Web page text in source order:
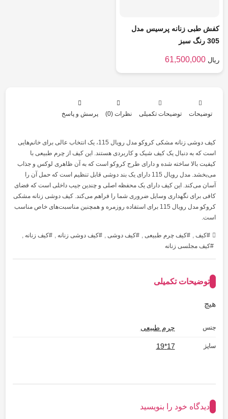
کفش طبی زنانه پرسیس مدل
305 رنگ سبز
61,500,000 ریال
توضیحات توضیحات تکمیلی نظرات (0) پرسش و پاسخ
کیف دوشی زنانه مشکی کروکو مدل رویال 115، یک انتخاب عالی برای خانم‌هایی
است که به دنبال یک کیف شیک و کاربردی هستند. این کیف از چرم طبیعی با
کیفیت بالا ساخته شده و دارای طرح کروکو است که به آن ظاهری لوکس و جذاب
می‌بخشد. مدل رویال 115 دارای یک بند دوشی قابل تنظیم است که حمل آن را
آسان می‌کند. این کیف دارای یک محفظه اصلی و چندین جیب داخلی است که فضای
کافی برای نگهداری وسایل ضروری شما را فراهم می‌کند. کیف دوشی زنانه مشکی
کروکو مدل رویال 115 برای استفاده روزمره و همچنین مناسبت‌های خاص مناسب
است.
کیف کیف چرم طبیعی کیف دوشی کیف دوشی زنانه کیف زنانه
کیف مجلسی زنانه
توضیحات تکمیلی
هیچ
جنس چرم طبیعی
سایز 17*19
دیدگاه خود را بنویسید